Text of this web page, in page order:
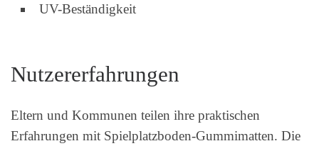
UV-Beständigkeit
Nutzererfahrungen
Eltern und Kommunen teilen ihre praktischen
Erfahrungen mit Spielplatzboden-Gummimatten. Die